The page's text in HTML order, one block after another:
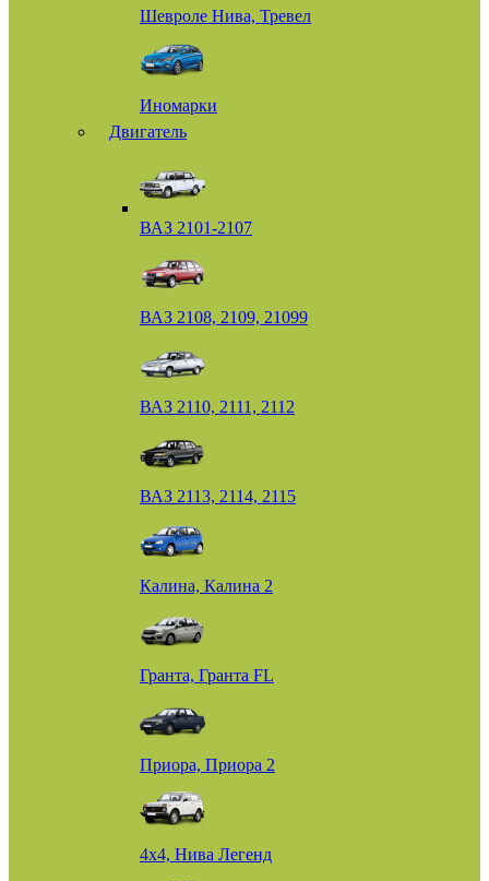
Шевроле Нива, Тревел
Иномарки
Двигатель
ВАЗ 2101-2107
ВАЗ 2108, 2109, 21099
ВАЗ 2110, 2111, 2112
ВАЗ 2113, 2114, 2115
Калина, Калина 2
Гранта, Гранта FL
Приора, Приора 2
4х4, Нива Легенд